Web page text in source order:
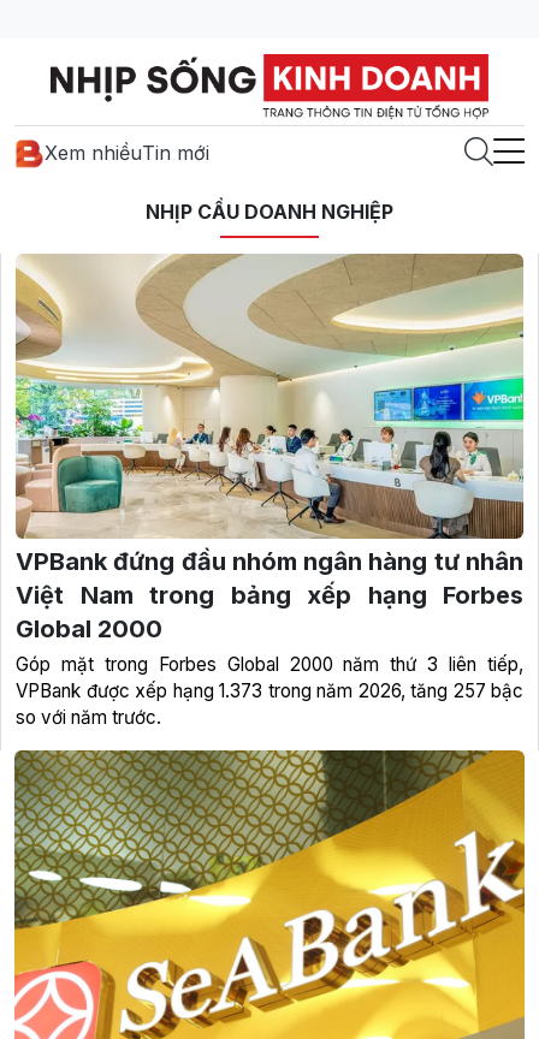
Xem nhiềuTin mới
NHỊP CẦU DOANH NGHIỆP
VPBank đứng đầu nhóm ngân hàng tư nhân
Việt Nam trong bảng xếp hạng Forbes
Global 2000
Góp mặt trong Forbes Global 2000 năm thứ 3 liên tiếp,
VPBank được xếp hạng 1.373 trong năm 2026, tăng 257 bậc
so với năm trước.